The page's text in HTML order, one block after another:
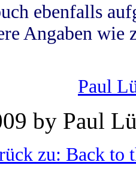
ebenfalls
Angaben wie
Paul
by Paul
zu: Back to